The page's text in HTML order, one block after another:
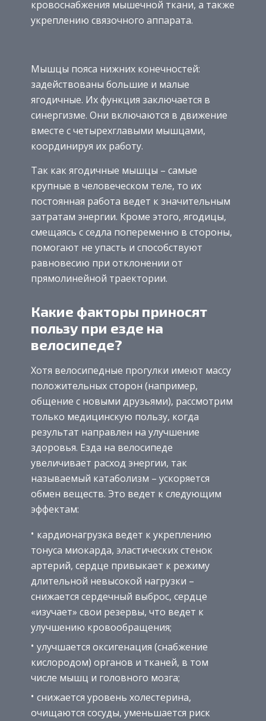
кровоснабжения мышечной ткани, а также
укреплению связочного аппарата.
Мышцы пояса нижних конечностей:
задействованы большие и малые
ягодичные. Их функция заключается в
синергизме. Они включаются в движение
вместе с четырехглавыми мышцами,
координируя их работу.
Так как ягодичные мышцы – самые
крупные в человеческом теле, то их
постоянная работа ведет к значительным
затратам энергии. Кроме этого, ягодицы,
смещаясь с седла попеременно в стороны,
помогают не упасть и способствуют
равновесию при отклонении от
прямолинейной траектории.
Какие факторы приносят
пользу при езде на
велосипеде?
Хотя велосипедные прогулки имеют массу
положительных сторон (например,
общение с новыми друзьями), рассмотрим
только медицинскую пользу, когда
результат направлен на улучшение
здоровья. Езда на велосипеде
увеличивает расход энергии, так
называемый катаболизм – ускоряется
обмен веществ. Это ведет к следующим
эффектам:
кардионагрузка ведет к укреплению
тонуса миокарда, эластических стенок
артерий, сердце привыкает к режиму
длительной невысокой нагрузки –
снижается сердечный выброс, сердце
«изучает» свои резервы, что ведет к
улучшению кровообращения;
улучшается оксигенация (снабжение
кислородом) органов и тканей, в том
числе мышц и головного мозга;
снижается уровень холестерина,
очищаются сосуды, уменьшается риск